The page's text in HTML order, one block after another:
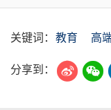
关键词： 教育
高
分享到：